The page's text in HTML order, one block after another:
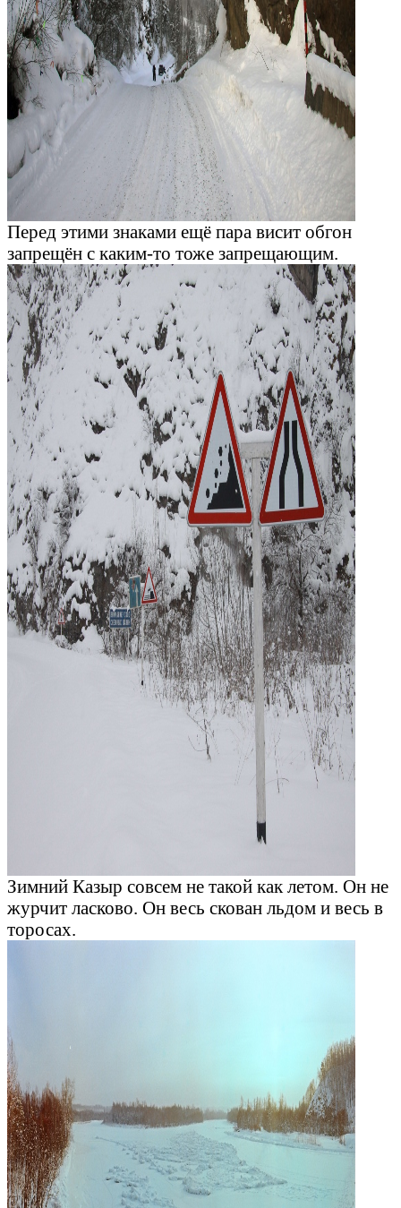
Перед этими знаками ещё пара висит обгон
запрещён с каким-то тоже запрещающим.
Зимний Казыр совсем не такой как летом. Он не
журчит ласково. Он весь скован льдом и весь в
торосах.